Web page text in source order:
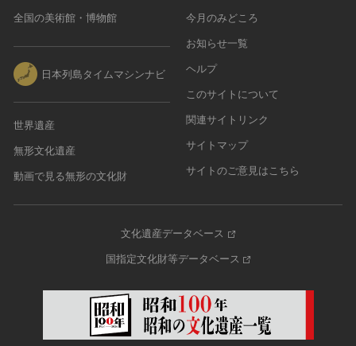
全国の美術館・博物館
日本列島タイムマシンナビ
世界遺産
無形文化遺産
動画で見る無形の文化財
今月のみどころ
お知らせ一覧
ヘルプ
このサイトについて
関連サイトリンク
サイトマップ
サイトのご意見はこちら
文化遺産データベース
国指定文化財等データベース